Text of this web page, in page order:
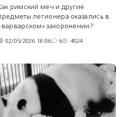
римский меч и другие
легионера оказались в
захоронении?
02/05/2026 18:06 6 4024